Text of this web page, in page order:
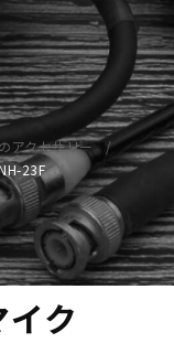
アクセサリー
23F
イク